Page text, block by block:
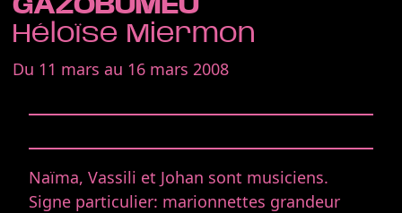
Héloïse Miermon
Du 11 mars au 16 mars 2008
Naïma, Vassili et Johan sont musiciens.
Signe particulier: marionnettes grandeur